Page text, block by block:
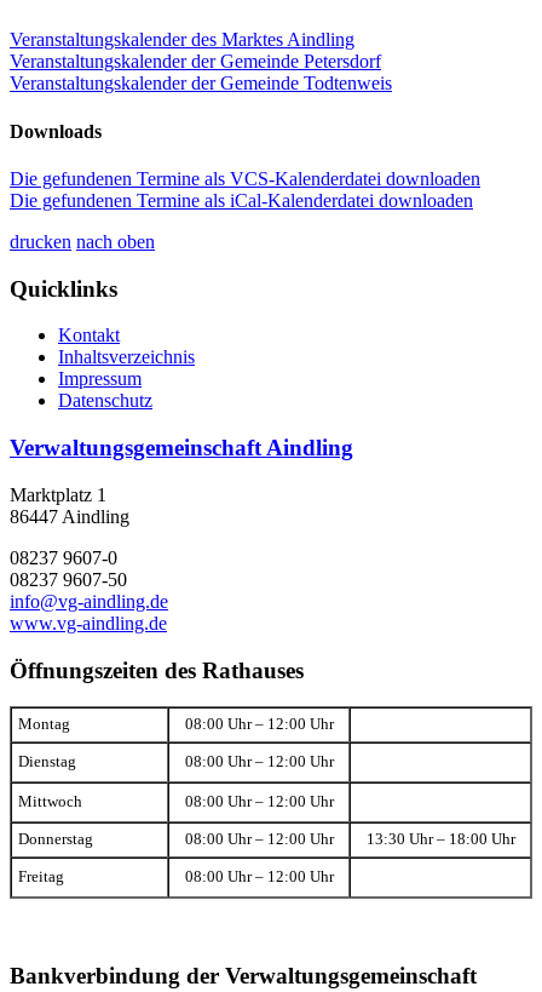
Veranstaltungskalender des Marktes Aindling
Veranstaltungskalender der Gemeinde Petersdorf
Veranstaltungskalender der Gemeinde Todtenweis
Downloads
Die gefundenen Termine als VCS-Kalenderdatei downloaden
Die gefundenen Termine als iCal-Kalenderdatei downloaden
drucken nach oben
Quicklinks
Kontakt
Inhaltsverzeichnis
Impressum
Datenschutz
Verwaltungsgemeinschaft Aindling
Marktplatz 1
86447 Aindling
08237 9607-0
08237 9607-50
info@vg-aindling.de
www.vg-aindling.de
Öffnungszeiten des Rathauses
Montag 08:00 Uhr – 12:00 Uhr
Dienstag 08:00 Uhr – 12:00 Uhr
Mittwoch 08:00 Uhr – 12:00 Uhr
Donnerstag 08:00 Uhr – 12:00 Uhr 13:30 Uhr – 18:00 Uhr
Freitag 08:00 Uhr – 12:00 Uhr
Bankverbindung der Verwaltungsgemeinschaft